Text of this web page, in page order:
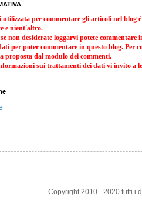
per commentare gli articoli nel blog
e nient'altro.
non desiderate loggarvi potete commentare
per poter commentare in questo blog. Per
proposta dal modulo dei commenti.
sui trattamenti dei dati vi invito a
Copyright 2010 - 2020 tutti i